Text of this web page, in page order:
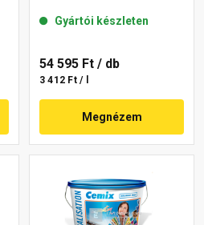
Gyártói készleten
54 595 Ft / db
3 412 Ft / l
Megnézem